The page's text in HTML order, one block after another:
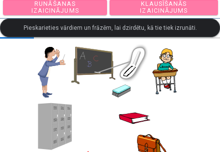
RUNĀŠANAS
IZAICINĀJUMS
KLAUSĪŠANĀS
IZAICINĀJUMS
Pieskarieties vārdiem un frāzēm, lai dzirdētu, kā tie tiek izrunāti.